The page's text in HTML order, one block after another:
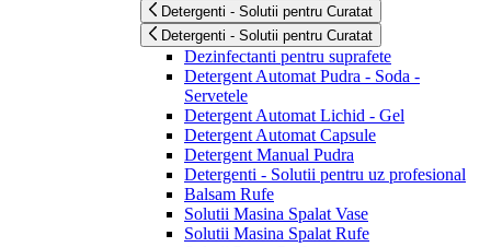
Detergenti - Solutii pentru Curatat
Detergenti - Solutii pentru Curatat
Dezinfectanti pentru suprafete
Detergent Automat Pudra - Soda -
Servetele
Detergent Automat Lichid - Gel
Detergent Automat Capsule
Detergent Manual Pudra
Detergenti - Solutii pentru uz profesional
Balsam Rufe
Solutii Masina Spalat Vase
Solutii Masina Spalat Rufe